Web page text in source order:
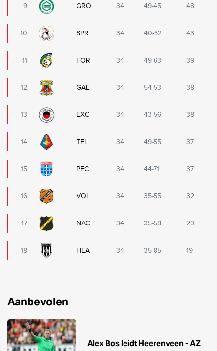
9 GRO 34 49-45 48
10 SPR 34 40-62 43
11 FOR 34 49-63 39
12 GAE 34 54-53 38
13 EXC 34 43-56 38
14 TEL 34 49-55 37
15 PEC 34 44-71 37
16 VOL 34 35-55 32
17 NAC 34 35-58 29
18 HEA 34 35-85 19
Aanbevolen
Alex Bos leidt Heerenveen - AZ